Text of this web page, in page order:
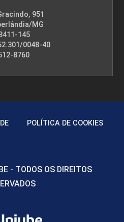
951
MG
145
0048-40
8760
POLÍTICA DE COOKIES
- TODOS OS DIREITOS